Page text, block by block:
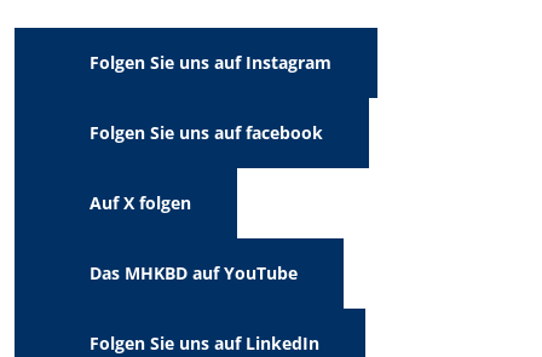
Folgen Sie uns auf Instagram
Folgen Sie uns auf facebook
Auf X folgen
Das MHKBD auf YouTube
Folgen Sie uns auf LinkedIn